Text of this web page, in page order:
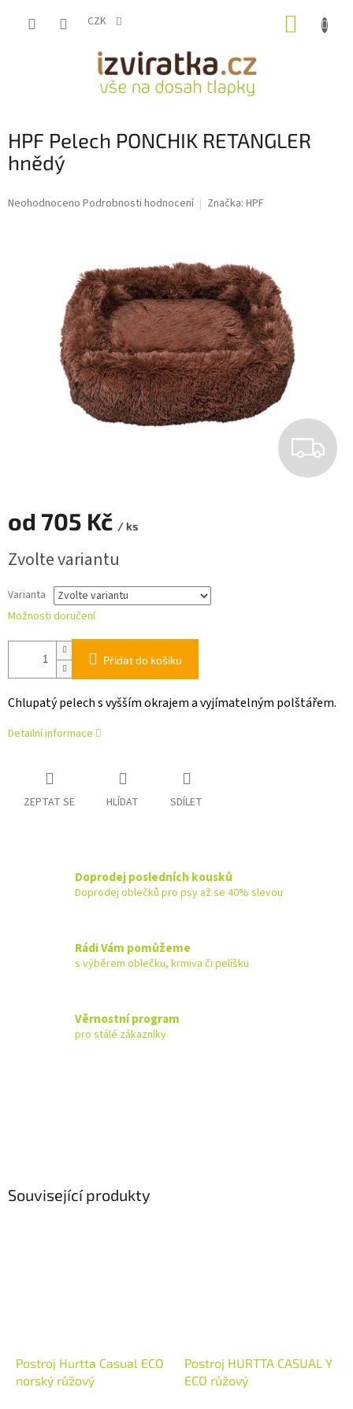
CZK
HPF Pelech PONCHIK RETANGLER
hnědý
Průměrné
Neohodnoceno Podrobnosti hodnocení Značka: HPF
Z
D
od 705 Kč / ks
cena:
Zvolte variantu
Varianta
Možnosti doručení
Přidat do košíku
Chlupatý pelech s vyšším okrajem a vyjímatelným polštářem.
Detailní informace
ZEPTAT SE HLÍDAT SDÍLET
Doprodej posledních kousků
Doprodej oblečků pro psy až se 40% slevou
Rádi Vám pomůžeme
s výběrem oblečku, krmiva či pelíšku
Věrnostní program
pro stálé zákazníky
Související produkty
Postroj Hurtta Casual ECO
norský růžový
Postroj HURTTA CASUAL Y
ECO růžový